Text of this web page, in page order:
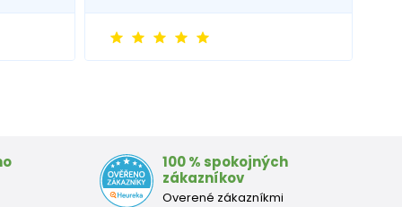
100 % spokojných
zákazníkov
Overené zákazníkmi